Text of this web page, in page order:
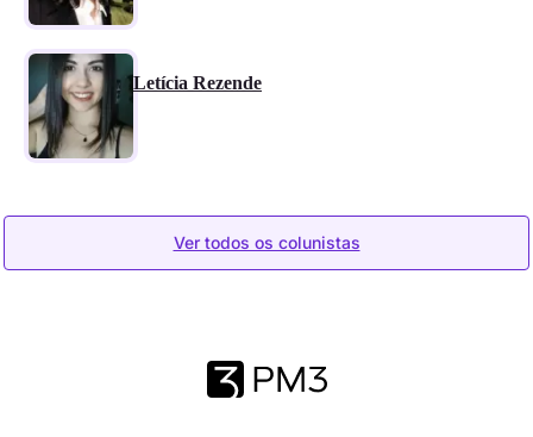
Letícia Rezende
Ver todos os colunistas